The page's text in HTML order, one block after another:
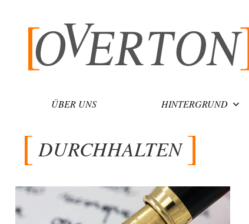
ÜBER UNS HINTERGRUND
DURCHHALTEN